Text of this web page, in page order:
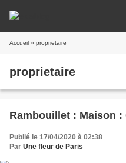
Accueil » proprietaire
proprietaire
Rambouillet : Maison
Publié le 17/04/2020 à 02:38
Par Une fleur de Paris